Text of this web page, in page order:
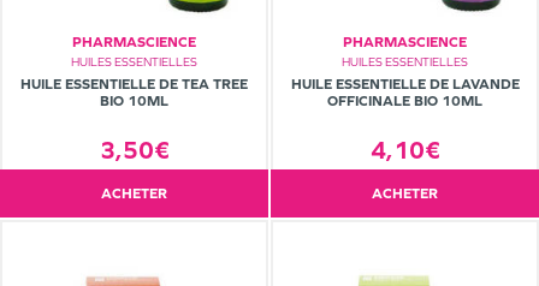
PHARMASCIENCE
HUILES ESSENTIELLES
HUILE ESSENTIELLE DE TEA TREE
BIO 10ML
3,50€
ACHETER
PHARMASCIENCE
HUILES ESSENTIELLES
HUILE ESSENTIELLE DE LAVANDE
OFFICINALE BIO 10ML
4,10€
ACHETER